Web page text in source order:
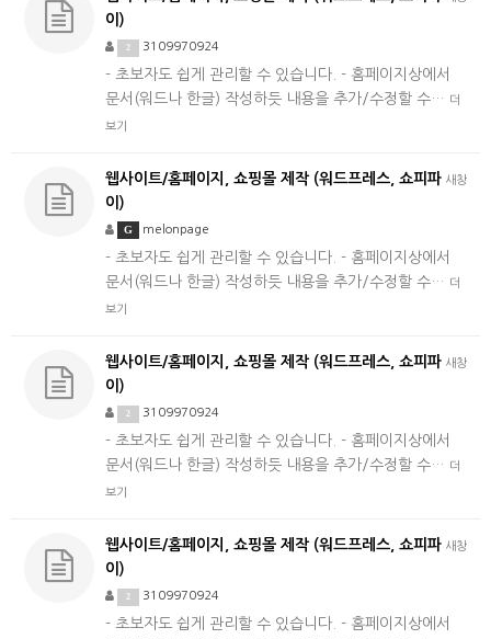
이)
2 3109970924
- 초보자도 쉽게 관리할 수 있습니다. - 홈페이지상에서
문서(워드나 한글) 작성하듯 내용을 추가/수정할 수…
더
보기
새창
웹사이트/홈페이지, 쇼핑몰 제작 (워드프레스, 쇼피파
이)
G melonpage
- 초보자도 쉽게 관리할 수 있습니다. - 홈페이지상에서
문서(워드나 한글) 작성하듯 내용을 추가/수정할 수…
더
보기
새창
웹사이트/홈페이지, 쇼핑몰 제작 (워드프레스, 쇼피파
이)
2 3109970924
- 초보자도 쉽게 관리할 수 있습니다. - 홈페이지상에서
문서(워드나 한글) 작성하듯 내용을 추가/수정할 수…
더
보기
새창
웹사이트/홈페이지, 쇼핑몰 제작 (워드프레스, 쇼피파
이)
2 3109970924
- 초보자도 쉽게 관리할 수 있습니다. - 홈페이지상에서